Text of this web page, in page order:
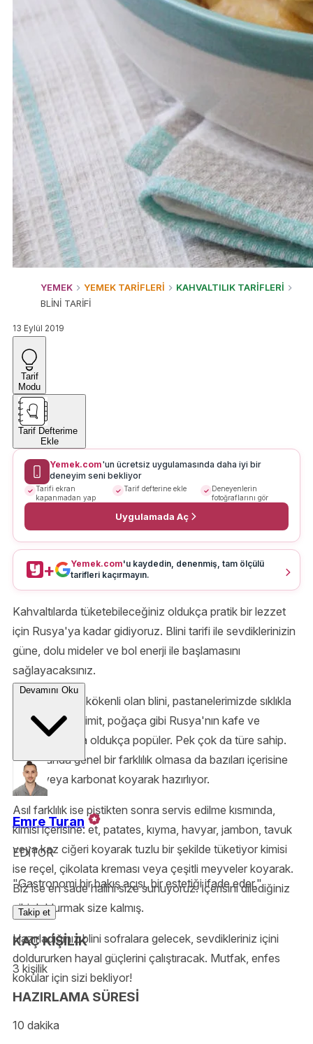
YEMEK YEMEK TARİFLERİ
KAHVALTILIK TARİFLERİ
BLİNİ TARİFİ
13 Eylül 2019
Tarif
Modu
Tarif Defterime
Ekle
Yemek.com'un ücretsiz uygulamasında daha iyi bir
deneyim seni bekliyor
Tarifi ekran
kapanmadan yap
Tarif defterine ekle
Deneyenlerin
fotoğraflarını gör
Uygulamada Aç
+ Yemek.com'u kaydedin, denenmiş, tam ölçülü
tarifleri kaçırmayın.
Kahvaltılarda tüketebileceğiniz oldukça pratik bir lezzet
için Rusya'ya kadar gidiyoruz. Blini tarifi ile sevdiklerinizin
güne, dolu mideler ve bol enerji ile başlamasını
sağlayacaksınız.
Rus veya slav kökenli olan blini, pastanelerimizde sıklıkla
gördüğümüz simit, poğaça gibi Rusya'nın kafe ve
restoranlarında oldukça popüler. Pek çok da türe sahip.
Hamurunda genel bir farklılık olmasa da bazıları içerisine
maya veya karbonat koyarak hazırlıyor.
Asıl farklılık ise piştikten sonra servis edilme kısmında,
kimisi içerisine: et, patates, kıyma, havyar, jambon, tavuk
veya kaz ciğeri koyarak tuzlu bir şekilde tüketiyor kimisi
ise reçel, çikolata kreması veya çeşitli meyveler koyarak.
Biz ise en sade halini size sunuyoruz. İçerisini dilediğiniz
gibi doldurmak size kalmış.
Hazırladığınız blini sofralara gelecek, sevdikleriniz içini
doldururken hayal güçlerini çalıştıracak. Mutfak, enfes
kokular için sizi bekliyor!
Devamını Oku
Emre Turan
EDİTOR
"Gastronomi bir bakış açısı, bir estetiği ifade eder."
Takip et
KAÇ KİŞİLİK
3 kişilik
HAZIRLAMA SÜRESİ
10 dakika